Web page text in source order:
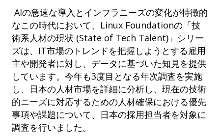
AIの急速な導入とインフラニーズの変化が特徴的
なこの時代において、Linux Foundationの「技
術系人材の現状 (State of Tech Talent)」シリー
ズは、IT市場のトレンドを把握しようとする雇用
主や開発者に対し、データに基づいた知見を提供
しています。今年も3度目となる年次調査を実施
し、日本の人材市場を詳細に分析し、現在の技術
的ニーズに対応するための人材確保における優先
事項や課題について、日本の採用担当者を対象に
調査を行いました。